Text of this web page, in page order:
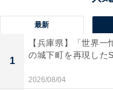
最新
1
【兵庫県】「世界
の城下町を再現した
2026/08/04